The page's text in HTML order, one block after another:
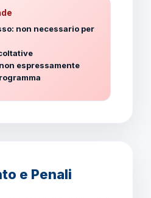
non necessario per
espressamente
e Penali